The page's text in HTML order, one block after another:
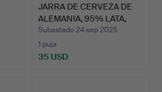
JARRA DE CERVEZA DE
ALEMANIA, 95% LATA,
CO…
Subastado 24 sep 2025
1 puja
35 USD